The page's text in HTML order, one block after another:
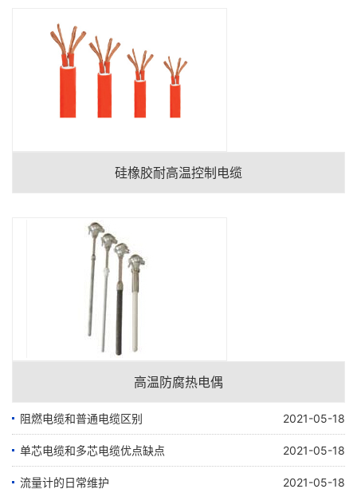
硅橡胶耐高温控制电缆
高温防腐热电偶
阻燃电缆和普通电缆区别 2021-05-18
单芯电缆和多芯电缆优点缺点 2021-05-18
流量计的日常维护 2021-05-18